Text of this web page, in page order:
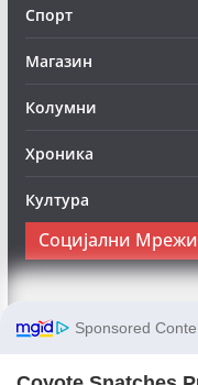
Спорт
Магазин
Колумни
Хроника
Култура
Социјални Мрежи